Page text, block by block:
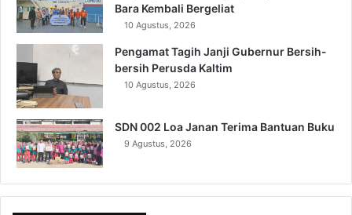
Bara Kembali Bergeliat
10 Agustus, 2026
Pengamat Tagih Janji Gubernur Bersih-
bersih Perusda Kaltim
10 Agustus, 2026
SDN 002 Loa Janan Terima Bantuan Buku
9 Agustus, 2026